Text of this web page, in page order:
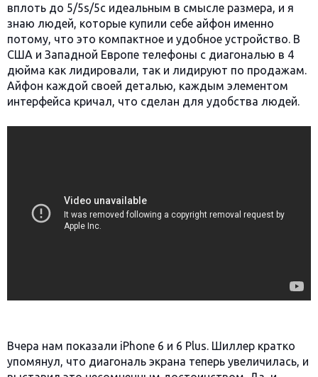
вплоть до 5/5s/5c идеальным в смысле размера, и я
знаю людей, которые купили себе айфон именно
потому, что это компактное и удобное устройство. В
США и Западной Европе телефоны с диагональю в 4
дюйма как лидировали, так и лидируют по продажам.
Айфон каждой своей деталью, каждым элементом
интерфейса кричал, что сделан для удобства людей.
Вчера нам показали iPhone 6 и 6 Plus. Шиллер кратко
упомянул, что диагональ экрана теперь увеличилась, и